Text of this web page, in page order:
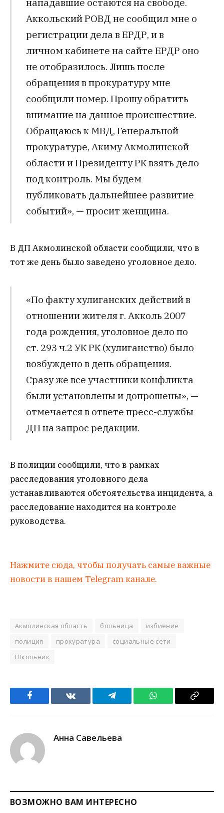
Аккольский РОВД не сообщил мне о
регистрации дела в ЕРДР, и в
личном кабинете на сайте ЕРДР оно
не отобразилось. Лишь после
обращения в прокуратуру мне
сообщили номер. Прошу обратить
внимание на данное происшествие.
Обращаюсь к МВД, Генеральной
прокуратуре, Акиму Акмолинской
области и Президенту РК взять дело
под контроль. Мы будем
публиковать дальнейшее развитие
событий», — просит женщина.
В ДП Акмолинской области сообщили, что в
тот же день было заведено уголовное дело.
«По факту хулиганских действий в
отношении жителя г. Акколь 2007
года рождения, уголовное дело по
ст. 293 ч.2 УК РК (хулиганство) было
возбуждено в день обращения.
Сразу же все участники конфликта
были установлены и допрошены», —
отмечается в ответе пресс-службы
ДП на запрос редакции.
В полиции сообщили, что в рамках
расследования уголовного дела
устанавливаются обстоятельства инцидента, а
расследование находится на контроле
руководства.
Нажмите сюда, чтобы получать самые важные
новости в нашем Telegram канале.
Акмолинская область больница
избиение
полиция
прокуратура
социальные сети
Школьник
Facebook VKontakteTelegram WhatsApp Copy
Анна Савельева
ВОЗМОЖНО ВАМ ИНТЕРЕСНО